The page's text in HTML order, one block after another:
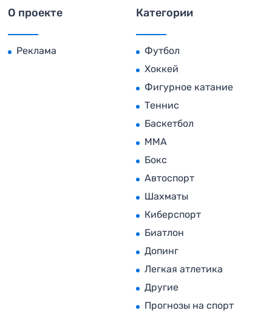
О проекте
Реклама
Категории
Футбол
Хоккей
Фигурное катание
Теннис
Баскетбол
MMA
Бокс
Автоспорт
Шахматы
Киберспорт
Биатлон
Допинг
Легкая атлетика
Другие
Прогнозы на спорт